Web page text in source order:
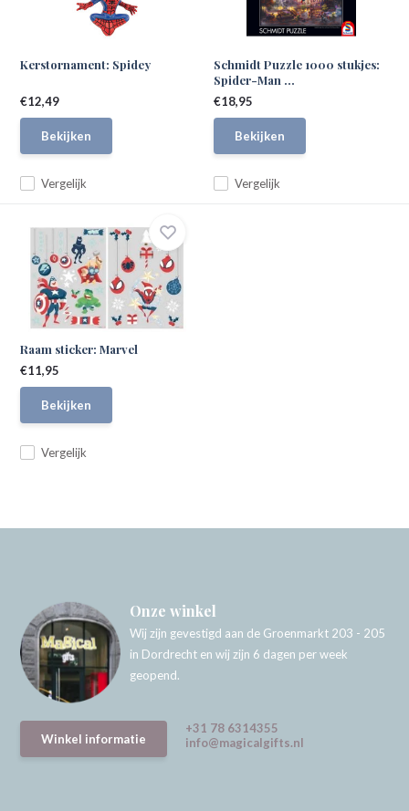
Kerstornament: Spidey
Vergelijk
€12,49
Bekijken
Schmidt Puzzle 1000 stukjes:
Spider-Man ...
Vergelijk
€18,95
Bekijken
Raam sticker: Marvel
Vergelijk
€11,95
Bekijken
Onze winkel
Wij zijn gevestigd aan de Groenmarkt 203 - 205
in Dordrecht en wij zijn 6 dagen per week
geopend.
Winkel informatie
+31 78 6314355
info@magicalgifts.nl